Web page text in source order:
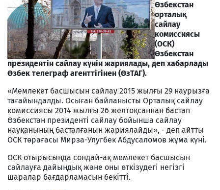
Өзбекстан
орталық
сайлау
комиссиясы
(ОСК)
Өзбекстан
президентін сайлау күнін жариялады, деп хабарлады
Өзбек телеграф агенттігінен (ӨзТАГ).
«Мемлекет басшысын сайлау 2015 жылғы 29 наурызға
тағайындалды. Осыған байланысты Орталық сайлау
комиссиясы 2014 жылғы 26 желтоқсаннан бастап
Өзбекстан президенті сайлау бойынша сайлау
науқанының басталғанын жариялайды», - деп айтты
ОСК төрағасы Мирза-Улугбек Абдусаломов жұма күні.
ОСК отырысында сондай-ақ мемлекет басшысын
сайлауға дайындық және оны өткізудегі негізгі
шаралар бағдарламасын бекітті.